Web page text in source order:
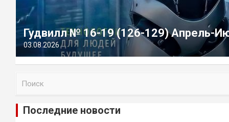
Гудвилл № 16-19 (126-129) Апрель-
03.08.2026
и
Последние новости